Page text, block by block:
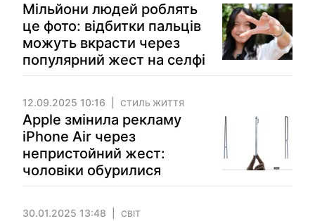
Мільйони людей роблять
це фото: відбитки пальців
можуть вкрасти через
популярний жест на селфі
12.09.2025 10:16 СТИЛЬ ЖИТТЯ
Apple змінила рекламу
iPhone Air через
непристойний жест:
чоловіки обурилися
30.01.2025 13:48 СВІТ